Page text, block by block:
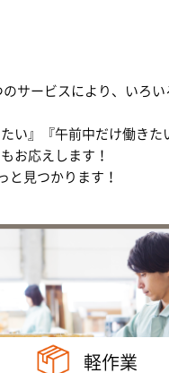
サービスにより、いろい
い』『午前中だけ働きた
お応えします！
と見つかります！
軽作業